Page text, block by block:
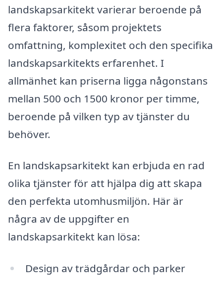
landskapsarkitekt varierar beroende på
flera faktorer, såsom projektets
omfattning, komplexitet och den specifika
landskapsarkitekts erfarenhet. I
allmänhet kan priserna ligga någonstans
mellan 500 och 1500 kronor per timme,
beroende på vilken typ av tjänster du
behöver.
En landskapsarkitekt kan erbjuda en rad
olika tjänster för att hjälpa dig att skapa
den perfekta utomhusmiljön. Här är
några av de uppgifter en
landskapsarkitekt kan lösa:
Design av trädgårdar och parker